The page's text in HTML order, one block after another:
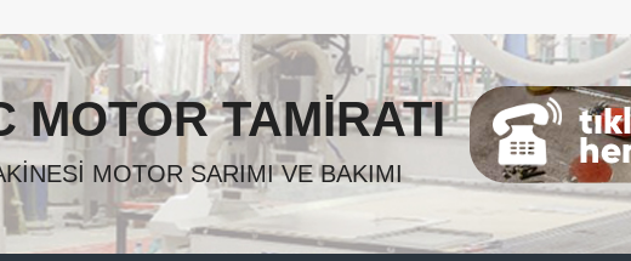
MOTOR TAMIRATI
MOTOR SARIMI VE BAKIMI